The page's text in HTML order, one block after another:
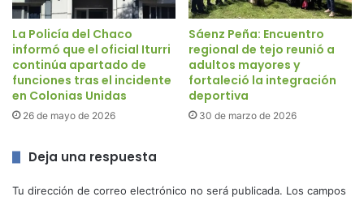
La Policía del Chaco
informó que el oficial Iturri
continúa apartado de
funciones tras el incidente
en Colonias Unidas
26 de mayo de 2026
Sáenz Peña: Encuentro
regional de tejo reunió a
adultos mayores y
fortaleció la integración
deportiva
30 de marzo de 2026
Deja una respuesta
Tu dirección de correo electrónico no será publicada. Los campos